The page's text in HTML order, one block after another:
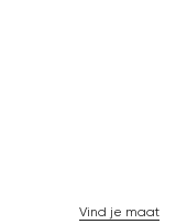
Vind je maat